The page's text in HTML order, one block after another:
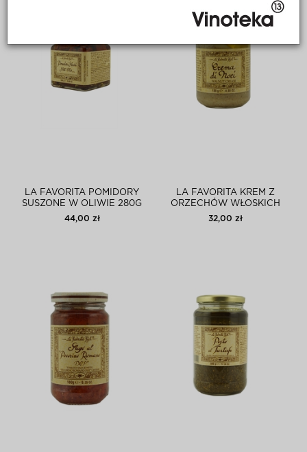
LA FAVORITA POMIDORY
SUSZONE W OLIWIE 280G
44,00 zł
LA FAVORITA KREM Z
ORZECHÓW WŁOSKICH
130G
32,00 zł